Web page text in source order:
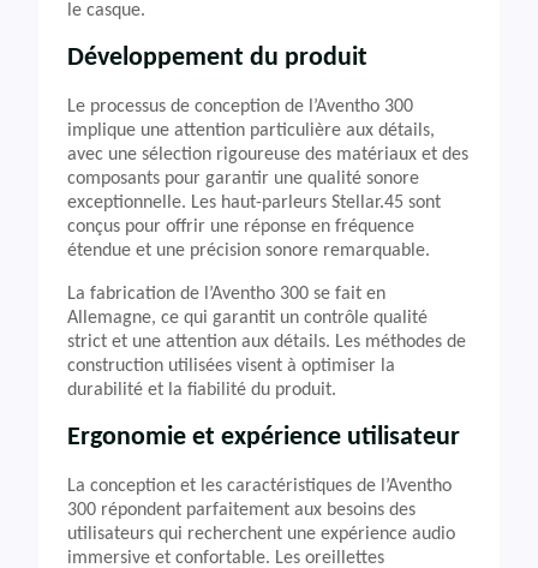
le casque.
Développement du produit
Le processus de conception de l’Aventho 300
implique une attention particulière aux détails,
avec une sélection rigoureuse des matériaux et des
composants pour garantir une qualité sonore
exceptionnelle. Les haut-parleurs Stellar.45 sont
conçus pour offrir une réponse en fréquence
étendue et une précision sonore remarquable.
La fabrication de l’Aventho 300 se fait en
Allemagne, ce qui garantit un contrôle qualité
strict et une attention aux détails. Les méthodes de
construction utilisées visent à optimiser la
durabilité et la fiabilité du produit.
Ergonomie et expérience utilisateur
La conception et les caractéristiques de l’Aventho
300 répondent parfaitement aux besoins des
utilisateurs qui recherchent une expérience audio
immersive et confortable. Les oreillettes